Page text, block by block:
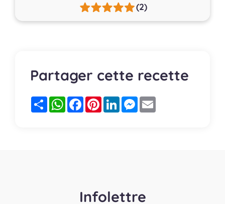
(2)
Partager cette recette
PartagerWhatsApp
FacebookPinterestLinkedInMessenger
Infolettre